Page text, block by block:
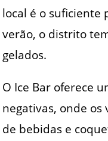
local é o suficiente
verão, o distrito
gelados.
O Ice Bar oferece
negativas, onde
de bebidas e